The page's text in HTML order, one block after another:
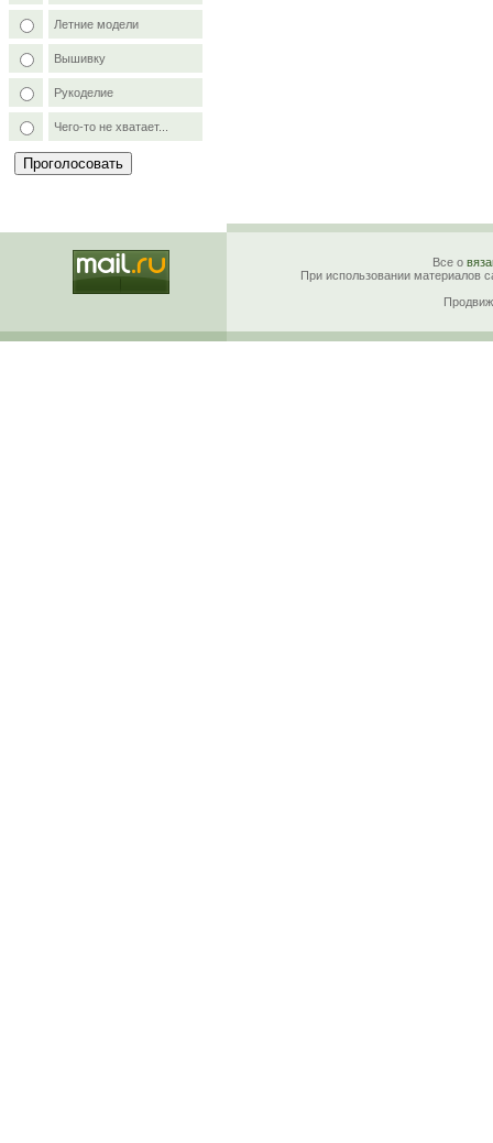
Летние модели
Вышивку
Рукоделие
Чего-то не хватает...
Все о
При использовании материалов